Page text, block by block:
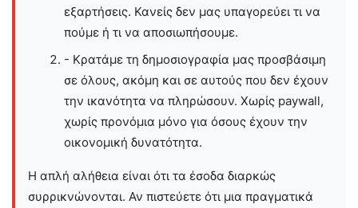
εξαρτήσεις. Κανείς δεν μας υπαγορεύει τι να
πούμε ή τι να αποσιωπήσουμε.
- Κρατάμε τη δημοσιογραφία μας προσβάσιμη
σε όλους, ακόμη και σε αυτούς που δεν έχουν
την ικανότητα να πληρώσουν. Χωρίς paywall,
χωρίς προνόμια μόνο για όσους έχουν την
οικονομική δυνατότητα.
Η απλή αλήθεια είναι ότι τα έσοδα διαρκώς
συρρικνώνονται. Αν πιστεύετε ότι μια πραγματικά